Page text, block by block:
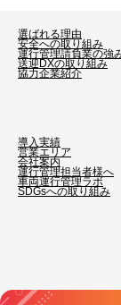
選ばれる理由
安全への取り組み
運行管理請負業の強
送迎DXの取り組み
協力企業紹介
導入実績
営業エリア
会社案内
運行管理担当者様へ
車両運行管理ラボ
SDGsへの取り組み